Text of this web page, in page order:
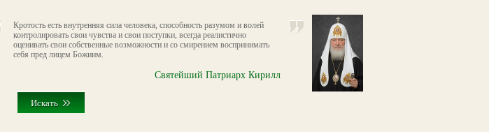
Кротость есть внутренняя сила человека, способность разумом и волей
контролировать свои чувства и свои поступки, всегда реалистично
оценивать свои собственные возможности и со смирением воспринимать
себя пред лицем Божиим.
Святейший Патриарх Кирилл